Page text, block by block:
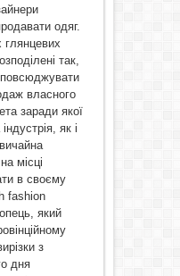
одяг.
глянцевих
так,
власного
заради якої
як і
місці
в своєму
fashion
який
з
дня